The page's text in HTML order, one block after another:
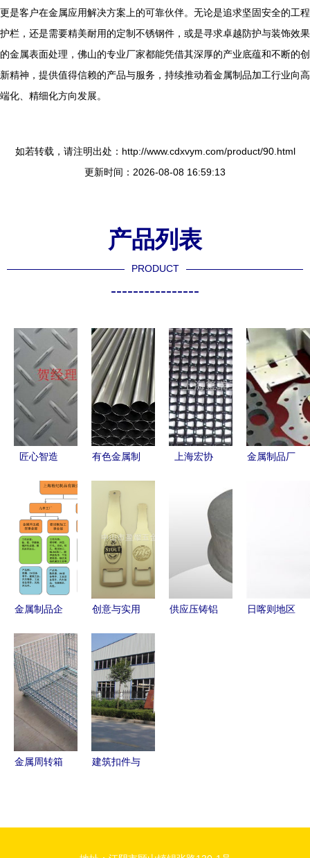
更是客户在金属应用解决方案上的可靠伙伴。无论是追求坚固安全的工程
护栏，还是需要精美耐用的定制不锈钢件，或是寻求卓越防护与装饰效果
的金属表面处理，佛山的专业厂家都能凭借其深厚的产业底蕴和不断的创
新精神，提供值得信赖的产品与服务，持续推动着金属制品加工行业向高
端化、精细化方向发展。
如若转载，请注明出处：http://www.cdxvym.com/product/90.html
更新时间：2026-08-08 16:59:13
产品列表
PRODUCT
----------------
匠心智造
——无锡昌
盛源金属制
品的品质之
路
有色金属制
品行业中的
发展趋势
上海宏协
目×0.50丝
不锈钢过滤
网，赋能精
细过滤新标
金属制品厂
金属制品企
的设计与优
化
创意与实用
属图案啤酒
开瓶器，促
销定制的理
想选择
供应压铸铝
日喀则地区
金属周转箱
建筑扣件与